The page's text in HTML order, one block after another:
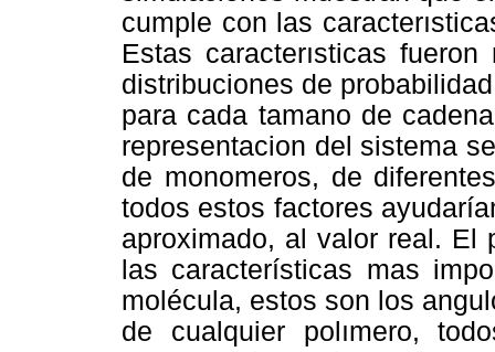
cumple con las
Estas caracterısticas
distribuciones de
para cada tamano de
representacion del sistema
de monomeros, de
todos estos factores
aproximado, al valor real. El
las características mas
molécula, estos son los
de cualquier polımero,